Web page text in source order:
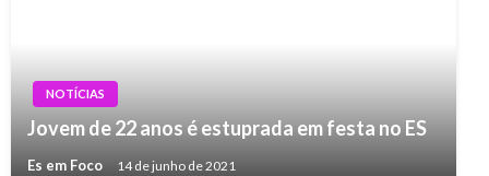
NOTÍCIAS
Jovem de 22 anos é estuprada em festa no ES
Es em Foco 14 de junho de 2021